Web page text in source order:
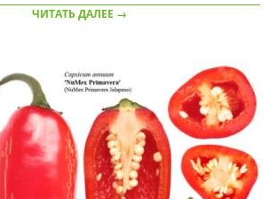
ЧИТАТЬ ДАЛЕЕ →